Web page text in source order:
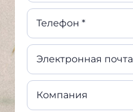
Телефон *
Электронная почта
Компания